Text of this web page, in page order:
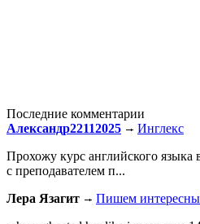
Последние комментарии
Александр22112025
Инглекс
Прохожу курс английского
с преподавателем п...
Лера Язагит
Пишем